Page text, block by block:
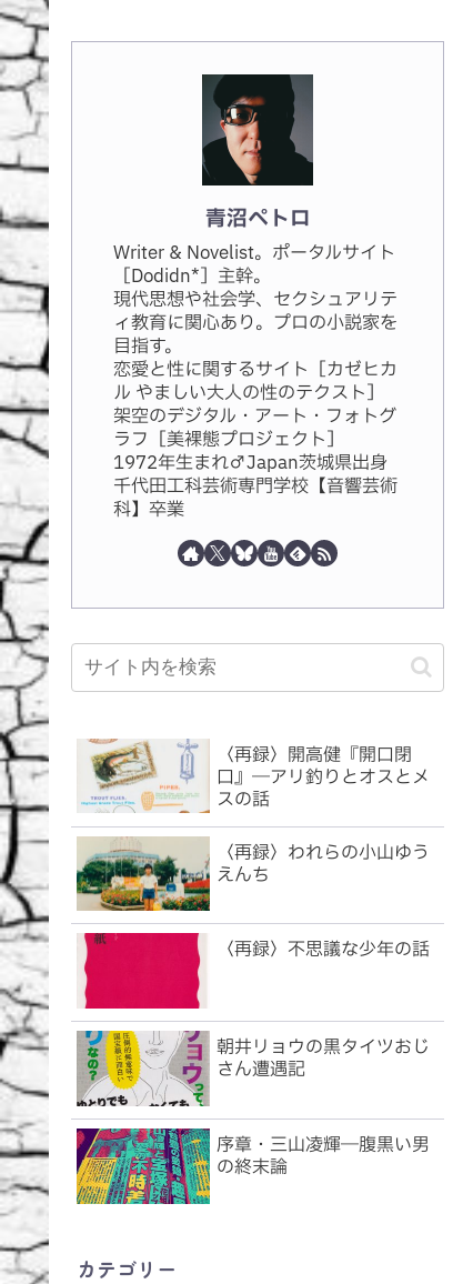
青沼ペトロ
Writer & Novelist。ポータルサイト
［Dodidn*］主幹。
現代思想や社会学、セクシュアリテ
ィ教育に関心あり。プロの小説家を
目指す。
恋愛と性に関するサイト［カゼヒカ
ル やましい大人の性のテクスト］
架空のデジタル・アート・フォトグ
ラフ［美裸態プロジェクト］
1972年生まれ♂Japan茨城県出身
千代田工科芸術専門学校【音響芸術
科】卒業
〈再録〉開高健『開口閉
口』―アリ釣りとオスとメ
スの話
〈再録〉われらの小山ゆう
えんち
〈再録〉不思議な少年の話
朝井リョウの黒タイツおじ
さん遭遇記
序章・三山凌輝―腹黒い男
の終末論
カテゴリー